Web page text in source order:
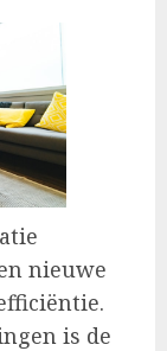
nieuwe
is de